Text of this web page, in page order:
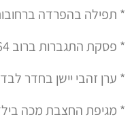
* תפילה בהפרדה
* פסקת התגברות ברוב 64 או 68 ח"כים
* ערן זהבי יישן בחדר
* מגיפת החצבת מכה